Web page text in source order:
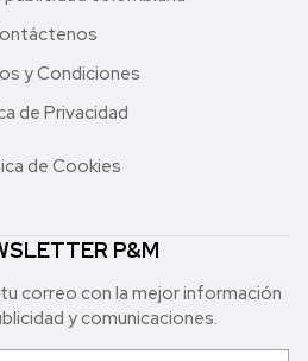
y Condiciones
de Privacidad
de Cookies
P&M
correo con la mejor in formación
y comunicaciones.